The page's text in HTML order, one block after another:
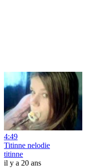
4:49
Titinne nelodie
titinne
il y a 20 ans